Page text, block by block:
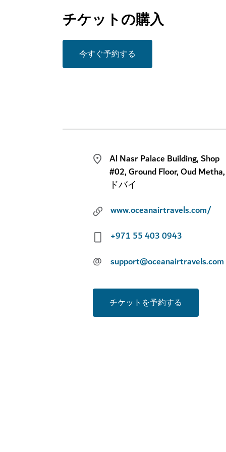
チケットの購入
今すぐ予約する
Al Nasr Palace Building, Shop
#02, Ground Floor, Oud Metha,
ドバイ
www.oceanairtravels.com/
+971 55 403 0943
@ support@oceanairtravels.com
チケットを予約する